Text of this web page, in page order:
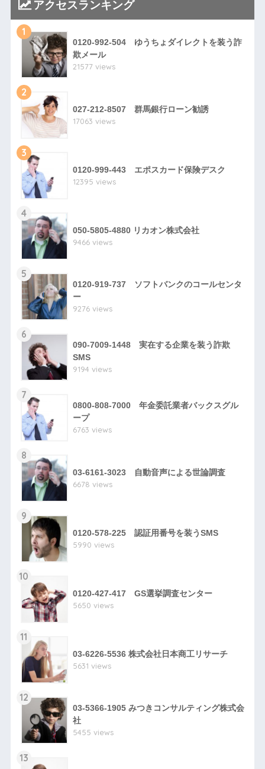
アクセスランキング
1
0120-992-504 ゆうちょダイレクトを装う詐
欺メール
21577 views
2
027-212-8507 群馬銀行ローン勧誘
17063 views
3
0120-999-443 エポスカード保険デスク
12395 views
4
050-5805-4880 リカオン株式会社
9466 views
5
0120-919-737 ソフトバンクのコールセンタ
ー
9276 views
6
090-7009-1448 実在する企業を装う詐欺
SMS
9194 views
7
0800-808-7000 年金委託業者バックスグル
ープ
6763 views
8
03-6161-3023 自動音声による世論調査
6678 views
9
0120-578-225 認証用番号を装うSMS
5990 views
10
0120-427-417 GS選挙調査センター
5650 views
11
03-6226-5536 株式会社日本商工リサーチ
5631 views
12
03-5366-1905 みつきコンサルティング株式会
社
5455 views
13